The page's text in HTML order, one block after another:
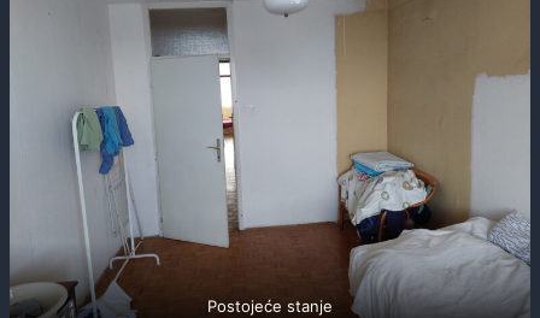
Postojeće stanje